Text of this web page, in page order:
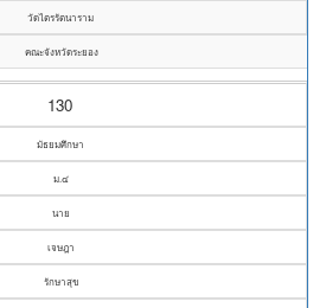
วัดไตรรัตนาราม
คณะจังหวัดระยอง
130
มัธยมศึกษา
ม.๔
นาย
เจษฎา
รักษาสุข